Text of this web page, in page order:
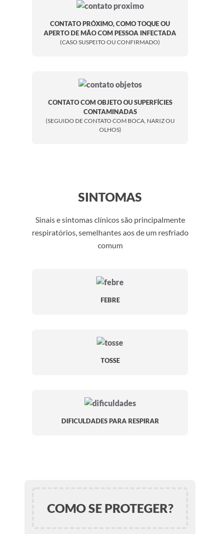
CONTATO PRÓXIMO, COMO TOQUE OU
APERTO DE MÃO COM PESSOA INFECTADA
(CASO SUSPEITO OU CONFIRMADO)
CONTATO COM OBJETO OU SUPERFÍCIES
CONTAMINADAS
(SEGUIDO DE CONTATO COM BOCA, NARIZ OU
OLHOS)
SINTOMAS
Sinais e sintomas clínicos são principalmente
respiratórios, semelhantes aos de um resfriado
comum
FEBRE
TOSSE
DIFICULDADES PARA RESPIRAR
COMO SE PROTEGER?